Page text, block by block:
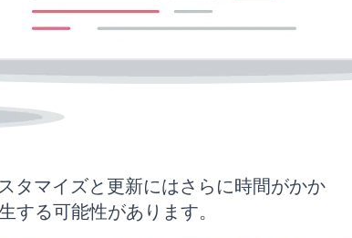
タマイズと更新にはさらに時間がかか
する可能性があります。